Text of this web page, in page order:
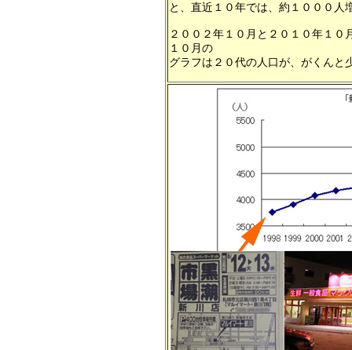
と、直近１０年では、約１０００人
２００２年１０月と２０１０年１
１０月の
グラフは２０代の人口が、がくん